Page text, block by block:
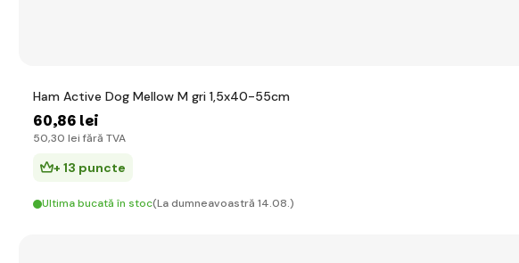
Ham Active Dog Mellow M gri 1,5x40-55cm
60,86 lei
50,30 lei fără TVA
+ 13 puncte
Ultima bucată în stoc(La dumneavoastră 14.08.)